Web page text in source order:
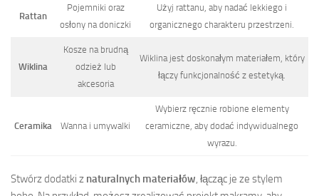
Rattan
Pojemniki oraz
osłony na doniczki
Użyj rattanu, aby nadać lekkiego i
organicznego charakteru przestrzeni.
Wiklina
Kosze na brudną
odzież lub
akcesoria
Wiklina jest doskonałym materiałem, który
łączy funkcjonalność z estetyką.
Ceramika Wanna i umywalki
Wybierz ręcznie robione elementy
ceramiczne, aby dodać indywidualnego
wyrazu.
Stwórz dodatki z naturalnych materiałów, łącząc je ze stylem